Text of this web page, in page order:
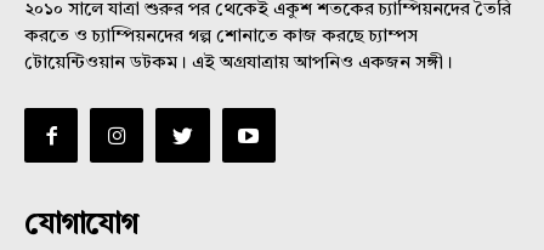
২০১০ সালে যাত্রা শুরুর পর থেকেই একুশ শতকের চ্যাম্পিয়নদের তৈরি
করতে ও চ্যাম্পিয়নদের গল্প শোনাতে কাজ করছে চ্যাম্পস
টোয়েন্টিওয়ান ডটকম। এই অগ্রযাত্রায় আপনিও একজন সঙ্গী।
যোগাযোগ